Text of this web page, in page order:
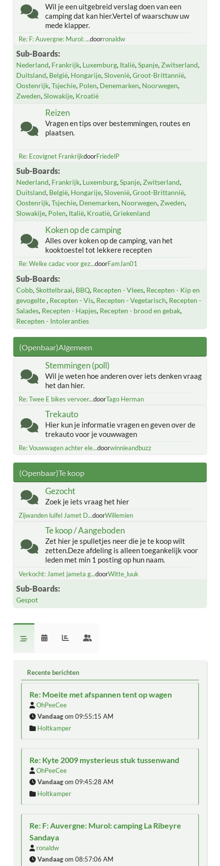
Wil je een uitgebreid verslag doen van een
camping dat kan hier.Vertel of waarschuw uw
mede klapper.
Re: F: Auvergne: Murol: ...doorronaldw
Sub-Boards
Nederland Frankrijk Luxemburg Italië Spanje Zwitserland
Duitsland België Hongarije Slovenië Groot-Brittannië
Oostenrijk Tsjechie Polen Denemarken Noorwegen
Zweden Slowakije Kroatië
Reizen
Vragen en tips over bestemmingen, routes en
plaatsen.
Re: Ecovignet FrankrijkdoorFriedelP
Sub-Boards
Nederland Frankrijk Luxemburg Spanje Zwitserland
Duitsland België Hongarije Slovenië Groot-Brittannië
Oostenrijk Tsjechie Denemarken Noorwegen Zweden
Slowakije Polen Italië Kroatië Griekenland
Koken op de camping
Alles over koken op de camping, van het
kooktoestel tot lekkere recepten
Re: Welke cadac voor gez...doorFamJan01
Sub-Boards
Cobb Skottelbraai BBQ Recepten - Vlees Recepten - Kip en
gevogelte Recepten - Vis Recepten - Vegetarisch Recepten -
Salades Recepten - Hapjes Recepten - brood en gebak
Recepten - Intoleranties
(Openbaar)Algemeen
Stemmingen (poll)
Wil je weten hoe anderen over iets denken vraag
het dan hier.
Re: Twee E bikes vervoer...doorTago Herman
Trekauto
Hier kun je informatie vragen en geven over de
trekauto voor je vouwwagen
Re: Vouwwagen achter ele...doorwinnieandbuzz
(Openbaar)Te koop
Gezocht
Zoek je iets vraag het hier
Zijwanden luifel Jamet D...doorWillemien
Te koop / Aangeboden
Zet hier je spulletjes neer die je te koop wilt
zetten.Deze afdeling is alleen toegankelijk voor
leden met min 1 posting op hun naam.
Verkocht: Jamet jameta g...doorWitte_luuk
Sub-Boards
Gespot
Recente berichten
Re: Moeite met afspannen tent op wagen
OhPeeCee
Vandaagom 09:55:15 AM
Holtkamper
Re: Kyte 2009 mysterieus stuk tussenwand
OhPeeCee
Vandaagom 09:45:28 AM
Holtkamper
Re: F: Auvergne: Murol: camping La Ribeyre
Sandaya
ronaldw
Vandaagom 08:57:06 AM